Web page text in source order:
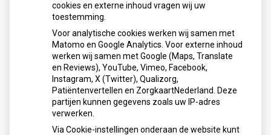
Let op: valse Infomedics-mails over
openstaande rekening
Tanden bleken? Laat het veilig doen!
Gezond tandvlees: de basis voor een
gezonde mond
Naar de tandarts in het buitenland? Wees op
je hoede!
(Mond)zorgkosten gemaakt in 2025? Check
of die aftrekbaar zijn
cookies en externe inhoud vragen wij uw
toestemming.
Voor analytische cookies werken wij samen met
Matomo en Google Analytics. Voor externe inhoud
werken wij samen met Google (Maps, Translate
en Reviews), YouTube, Vimeo, Facebook,
Instagram, X (Twitter), Qualizorg,
Patiëntenvertellen en ZorgkaartNederland. Deze
partijen kunnen gegevens zoals uw IP-adres
verwerken.
Via Cookie-instellingen onderaan de website kunt